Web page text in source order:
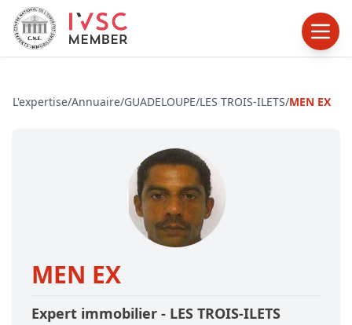
L'expertise/Annuaire/GUADELOUPE/LES TROIS-ILETS/MEN EX
MEN EX
Expert immobilier - LES TROIS-ILETS